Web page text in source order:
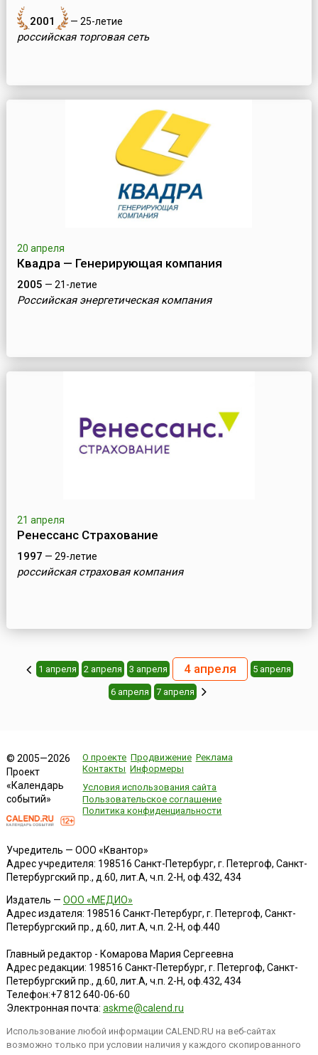
2001 — 25-летие
российская торговая сеть
20 апреля
Квадра — Генерирующая компания
2005 — 21-летие
Российская энергетическая компания
21 апреля
Ренессанс Страхование
1997 — 29-летие
российская страховая компания
1 апреля 2 апреля 3 апреля 4 апреля 5 апреля
6 апреля 7 апреля
© 2005—2026
Проект
«Календарь
событий»
О проекте Продвижение Реклама
Контакты Информеры
Условия использования сайта
Пользовательское соглашение
Политика конфиденциальности
Учредитель — ООО «Квантор»
Адрес учредителя: 198516 Санкт-Петербург, г. Петергоф, Санкт-
Петербургский пр., д.60, лит.А, ч.п. 2-Н, оф.432, 434
Издатель — ООО «МЕДИО»
Адрес издателя: 198516 Санкт-Петербург, г. Петергоф, Санкт-
Петербургский пр., д.60, лит.А, ч.п. 2-Н, оф.440
Главный редактор - Комарова Мария Сергеевна
Адрес редакции: 198516 Санкт-Петербург, г. Петергоф, Санкт-
Петербургский пр., д.60, лит.А, ч.п. 2-Н, оф.432, 434
Телефон:+7 812 640-06-60
Электронная почта: askme@calend.ru
Использование любой информации CALEND.RU на веб-сайтах
возможно только при условии наличия у каждого скопированного